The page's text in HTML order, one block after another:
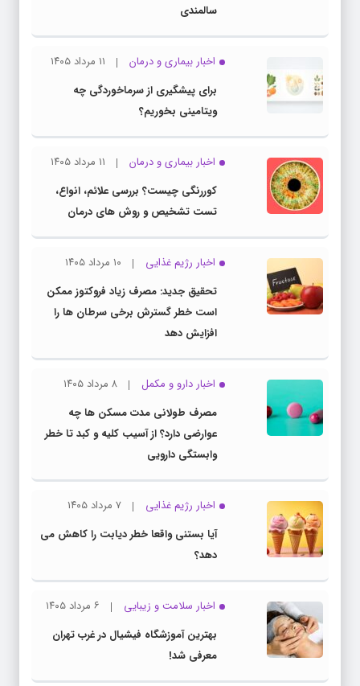
سالمندی
اخبار بیماری و درمان
۱۱ مرداد ۱۴۰۵
برای پیشگیری از سرماخوردگی چه
ویتامینی بخوریم؟
اخبار بیماری و درمان
۱۱ مرداد ۱۴۰۵
کوررنگی چیست؟ بررسی علائم، انواع،
تست تشخیص و روش های درمان
اخبار رژیم غذایی
۱۰ مرداد ۱۴۰۵
تحقیق جدید: مصرف زیاد فروکتوز ممکن
است خطر گسترش برخی سرطان ها را
افزایش دهد
اخبار دارو و مکمل
۸ مرداد ۱۴۰۵
مصرف طولانی مدت مسکن ها چه
عوارضی دارد؟ از آسیب کلیه و کبد تا خطر
وابستگی دارویی
اخبار رژیم غذایی
۷ مرداد ۱۴۰۵
آیا بستنی واقعا خطر دیابت را کاهش می
دهد؟
اخبار سلامت و زیبایی
۶ مرداد ۱۴۰۵
بهترین آموزشگاه فیشیال در غرب تهران
معرفی شد!